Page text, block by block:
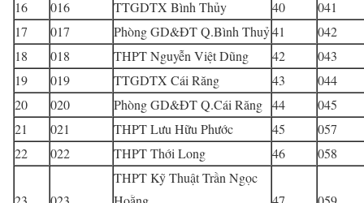
16
016 TTGDTX Bình Thủy 40
041
17
017 Phòng GD&ĐT Q.Bình Thuỷ41
042
18
018 THPT Nguyễn Việt Dũng 42
043
19
019 TTGDTX Cái Răng 43
044
20
020 Phòng GD&ĐT Q.Cái Răng 44
045
21
021 THPT Lưu Hữu Phước 45
057
22
022 THPT Thới Long 46 058
THPT Kỹ Thuật Trần Ngọc